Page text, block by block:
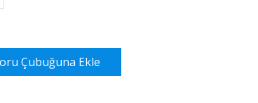
Çubuğuna Ekle